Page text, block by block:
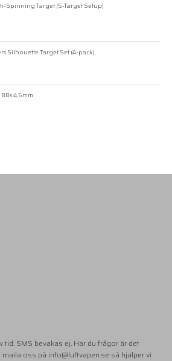
Spinning Target (5-Target Setup)
Silhouette Target Set (4-pack)
4,5mm
SMS bevakas ej. Har du frågor är det
oss på info@luftvapen.se så hjälper vi